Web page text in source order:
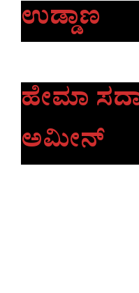
ಉಡ್ಡಾಣ
ಹೇಮಾ
ಅಮೀನ್